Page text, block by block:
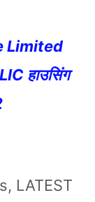
Limited
हाउसिंग
, LATEST